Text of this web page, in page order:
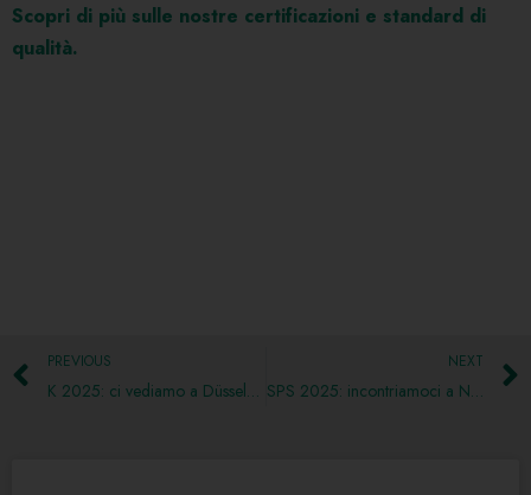
Scopri di più sulle nostre certificazioni e standard di
qualità.
PREVIOUS
K 2025: ci vediamo a Düsseldorf
NEXT
SPS 2025: incontriamoci a Norimberga